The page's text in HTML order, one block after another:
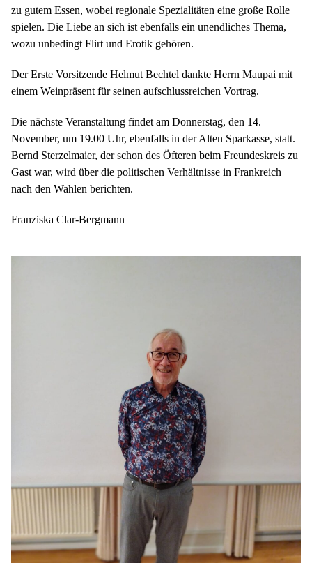
zu gutem Essen, wobei regionale Spezialitäten eine große Rolle
spielen. Die Liebe an sich ist ebenfalls ein unendliches Thema,
wozu unbedingt Flirt und Erotik gehören.
Der Erste Vorsitzende Helmut Bechtel dankte Herrn Maupai mit
einem Weinpräsent für seinen aufschlussreichen Vortrag.
Die nächste Veranstaltung findet am Donnerstag, den 14.
November, um 19.00 Uhr, ebenfalls in der Alten Sparkasse, statt.
Bernd Sterzelmaier, der schon des Öfteren beim Freundeskreis zu
Gast war, wird über die politischen Verhältnisse in Frankreich
nach den Wahlen berichten.
Franziska Clar-Bergmann